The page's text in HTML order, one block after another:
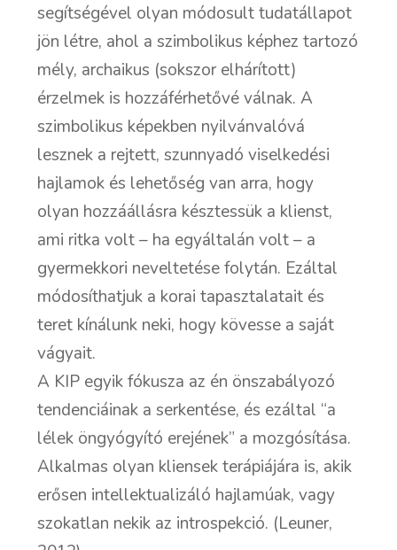
segítségével olyan módosult tudatállapot
jön létre, ahol a szimbolikus képhez tartozó
mély, archaikus (sokszor elhárított)
érzelmek is hozzáférhetővé válnak. A
szimbolikus képekben nyilvánvalóvá
lesznek a rejtett, szunnyadó viselkedési
hajlamok és lehetőség van arra, hogy
olyan hozzáállásra késztessük a klienst,
ami ritka volt – ha egyáltalán volt – a
gyermekkori neveltetése folytán. Ezáltal
módosíthatjuk a korai tapasztalatait és
teret kínálunk neki, hogy kövesse a saját
vágyait.
A KIP egyik fókusza az én önszabályozó
tendenciáinak a serkentése, és ezáltal “a
lélek öngyógyító erejének” a mozgósítása.
Alkalmas olyan kliensek terápiájára is, akik
erősen intellektualizáló hajlamúak, vagy
szokatlan nekik az introspekció. (Leuner,